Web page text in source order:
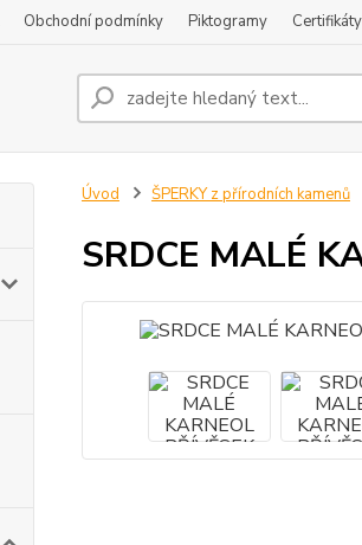
Obchodní podmínky Piktogramy Certifikáty
Úvod ŠPERKY z přírodních kamenů
SRDCE MALÉ